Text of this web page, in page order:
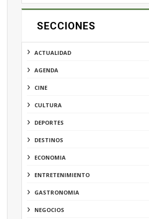
SECCIONES
ACTUALIDAD
AGENDA
CINE
CULTURA
DEPORTES
DESTINOS
ECONOMIA
ENTRETENIMIENTO
GASTRONOMIA
NEGOCIOS